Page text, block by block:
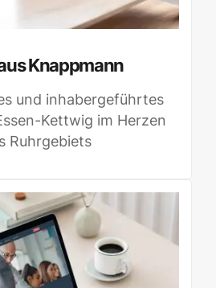
Knappmann
und inhabergeführtes
Kettwig im Herzen
Ruhrgebiets